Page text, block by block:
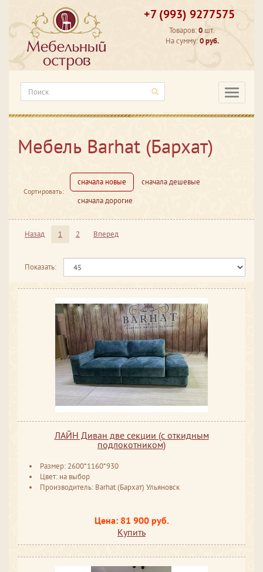
+7 (993) 9277575
Товаров:0 шт.
На сумму:0 руб.
Мебель Barhat (Бархат)
Сортировать:
сначала новые
сначала дешевые
сначала дорогие
Назад 1 2 Вперед
Показать:
ЛАЙН Диван две секции (с откидным
подлокотником)
Размер: 2600*1160*930
Цвет: на выбор
Производитель: Barhat (Бархат) Ульяновск
Цена: 81 900 руб.
Купить